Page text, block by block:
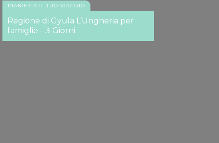
PIANIFICA IL TUO VIAGGIO
Regione di Gyula L’Ungheria per
famiglie - 3 Giorni